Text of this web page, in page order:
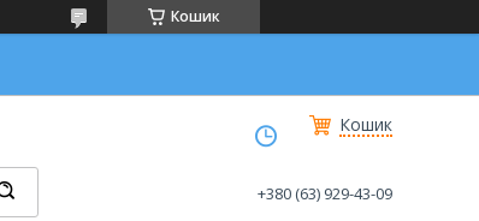
Кошик
Кошик
+380 (63) 929-43-09